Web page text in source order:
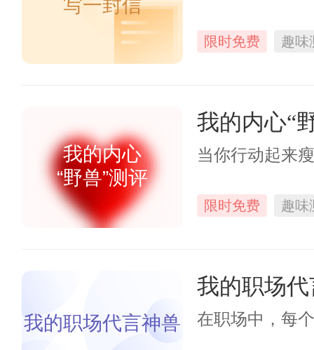
写一封信
限时免费 趣味
我的内心
“野兽”测评
我的内心“
当你行动起来
限时免费 趣味
我的职场代言神兽
我的职场
在职场中，每